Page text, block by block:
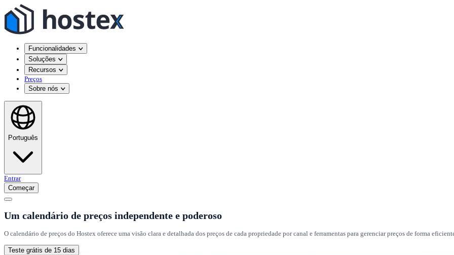
Funcionalidades
Soluções
Recursos
Preços
Sobre nós
Português
Entrar
Começar
Um calendário de preços independente e poderoso
O calendário de preços do Hostex oferece uma visão clara e detalhada dos preços de cada propriedade por canal e ferramentas para gerenciar preços de forma
Teste grátis de 15 dias